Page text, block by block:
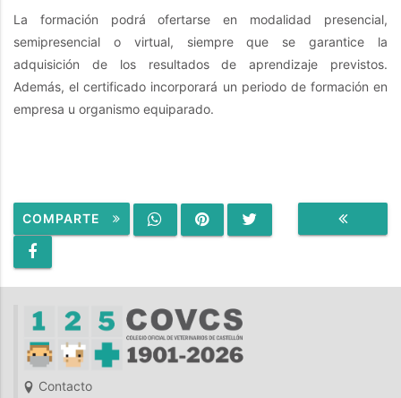
La formación podrá ofertarse en modalidad presencial,
semipresencial o virtual, siempre que se garantice la
adquisición de los resultados de aprendizaje previstos.
Además, el certificado incorporará un periodo de formación en
empresa u organismo equiparado.
COMPARTE
Contacto